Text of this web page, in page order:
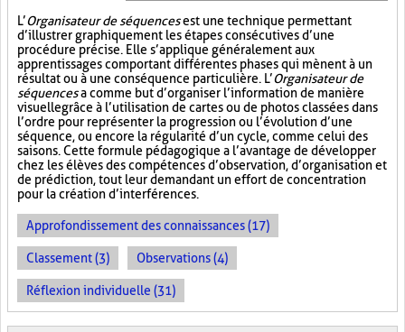
L’Organisateur de séquencesest une technique permettant
d’illustrer graphiquement les étapes consécutives d’une
procédure précise. Elle s’applique généralement aux
apprentissages comportant différentes phases qui mènent à un
résultat ou à une conséquence particulière. L’Organisateur de
séquencesa comme but d’organiser l’information de manière
visuellegrâce à l’utilisation de cartes ou de photos classées dans
l’ordre pour représenter la progression ou l’évolution d’une
séquence, ou encore la régularité d’un cycle, comme celui des
saisons. Cette formule pédagogique a l’avantage de développer
chez les élèves des compétences d’observation, d’organisation et
de prédiction, tout leur demandant un effort de concentration
pour la création d’interférences.
Approfondissement des connaissances (17)
Classement (3) Observations (4)
Réflexion individuelle (31)